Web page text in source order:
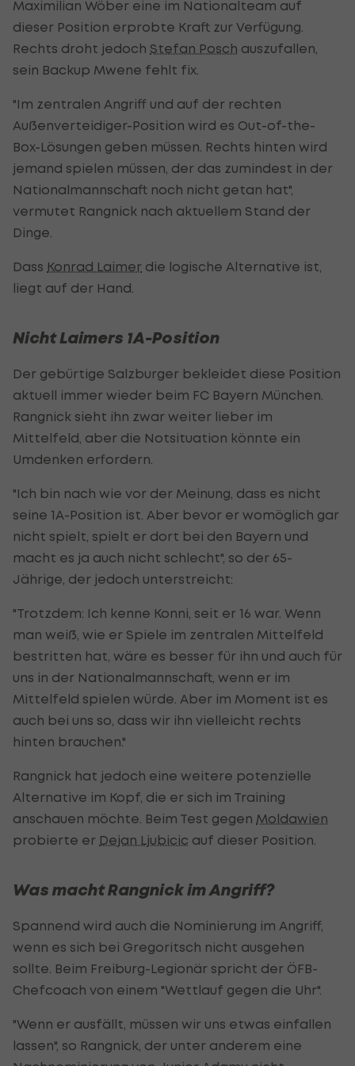
Maximilian Wöber eine im Nationalteam auf
dieser Position erprobte Kraft zur Verfügung.
Rechts droht jedoch Stefan Posch auszufallen,
sein Backup Mwene fehlt fix.
"Im zentralen Angriff und auf der rechten
Außenverteidiger-Position wird es Out-of-the-
Box-Lösungen geben müssen. Rechts hinten wird
jemand spielen müssen, der das zumindest in der
Nationalmannschaft noch nicht getan hat",
vermutet Rangnick nach aktuellem Stand der
Dinge.
Dass Konrad Laimer die logische Alternative ist,
liegt auf der Hand.
Nicht Laimers 1A-Position
Der gebürtige Salzburger bekleidet diese Position
aktuell immer wieder beim FC Bayern München.
Rangnick sieht ihn zwar weiter lieber im
Mittelfeld, aber die Notsituation könnte ein
Umdenken erfordern.
"Ich bin nach wie vor der Meinung, dass es nicht
seine 1A-Position ist. Aber bevor er womöglich gar
nicht spielt, spielt er dort bei den Bayern und
macht es ja auch nicht schlecht", so der 65-
Jährige, der jedoch unterstreicht:
"Trotzdem: Ich kenne Konni, seit er 16 war. Wenn
man weiß, wie er Spiele im zentralen Mittelfeld
bestritten hat, wäre es besser für ihn und auch für
uns in der Nationalmannschaft, wenn er im
Mittelfeld spielen würde. Aber im Moment ist es
auch bei uns so, dass wir ihn vielleicht rechts
hinten brauchen."
Rangnick hat jedoch eine weitere potenzielle
Alternative im Kopf, die er sich im Training
anschauen möchte. Beim Test gegen Moldawien
probierte er Dejan Ljubicic auf dieser Position.
Was macht Rangnick im Angriff?
Spannend wird auch die Nominierung im Angriff,
wenn es sich bei Gregoritsch nicht ausgehen
sollte. Beim Freiburg-Legionär spricht der ÖFB-
Chefcoach von einem "Wettlauf gegen die Uhr".
"Wenn er ausfällt, müssen wir uns etwas einfallen
lassen", so Rangnick, der unter anderem eine